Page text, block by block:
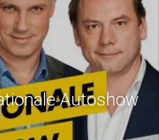
Autoshow